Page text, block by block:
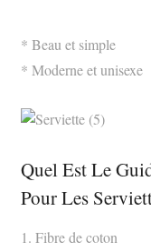
* Beau et simple
* Moderne et unisexe
Quel Est Le
Pour Les
1. Fibre de coton